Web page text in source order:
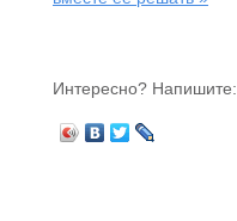
Интересно? Напишите: